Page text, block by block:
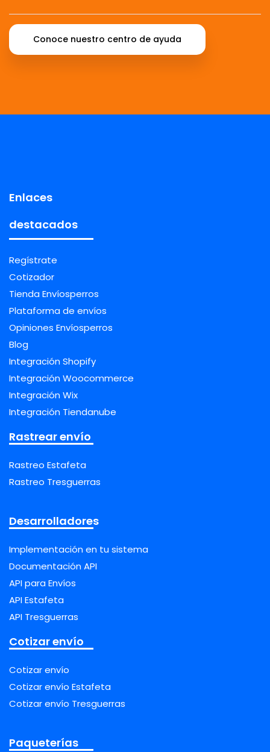
Conoce nuestro centro de ayuda
Enlaces
destacados
Regístrate
Cotizador
Tienda Envíosperros
Plataforma de envíos
Opiniones Envíosperros
Blog
Integración Shopify
Integración Woocommerce
Integración Wix
Integración Tiendanube
Rastrear envío
Rastreo Estafeta
Rastreo Tresguerras
Desarrolladores
Implementación en tu sistema
Documentación API
API para Envíos
API Estafeta
API Tresguerras
Cotizar envío
Cotizar envío
Cotizar envío Estafeta
Cotizar envío Tresguerras
Paqueterías